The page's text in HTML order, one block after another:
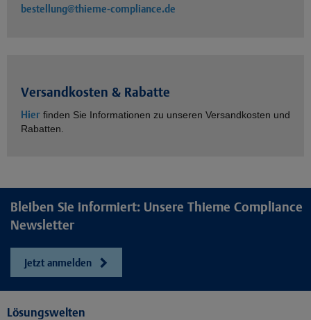
bestellung@thieme-compliance.de
Versandkosten & Rabatte
Hier finden Sie Informationen zu unseren Versandkosten und
Rabatten.
Bleiben Sie informiert: Unsere Thieme Compliance
Newsletter
Jetzt anmelden
Lösungswelten